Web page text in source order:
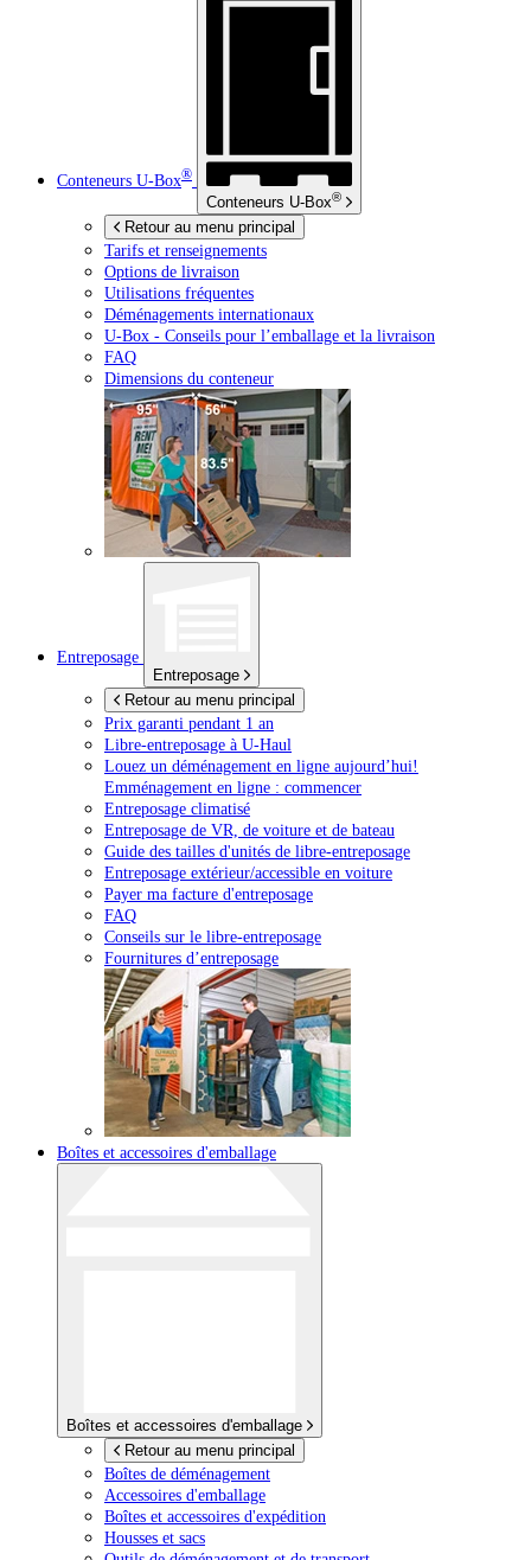
Conteneurs U-Box®
Conteneurs U-Box®
Retour au menu principal
Tarifs et renseignements
Options de livraison
Utilisations fréquentes
Déménagements internationaux
U-Box - Conseils pour l’emballage et la livraison
FAQ
Dimensions du conteneur
Entreposage
Entreposage
Retour au menu principal
Prix garanti pendant 1 an
Libre-entreposage à U-Haul
Louez un déménagement en ligne aujourd’hui!
Emménagement en ligne : commencer
Entreposage climatisé
Entreposage de VR, de voiture et de bateau
Guide des tailles d'unités de libre-entreposage
Entreposage extérieur/accessible en voiture
Payer ma facture d'entreposage
FAQ
Conseils sur le libre-entreposage
Fournitures d’entreposage
Boîtes et accessoires d'emballage
Boîtes et accessoires d'emballage
Retour au menu principal
Boîtes de déménagement
Accessoires d'emballage
Boîtes et accessoires d'expédition
Housses et sacs